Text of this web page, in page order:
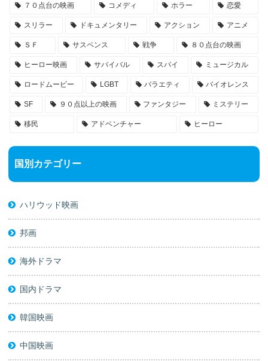
７０点台の映画 コメディ ホラー 恋愛
スリラー ドキュメンタリー アクション アニメ
ＳＦ サスペンス 戦争 ８０点台の映画
ヒーロー映画 サバイバル スパイ ミュージカル
ロードムービー LGBT バラエティ バイオレンス
SF ９０点以上の映画 ファンタジー ミステリー
移民 アドベンチャー ヒーロー
国別カテゴリー
ハリウッド映画
邦画
海外ドラマ
国内ドラマ
韓国映画
中国映画